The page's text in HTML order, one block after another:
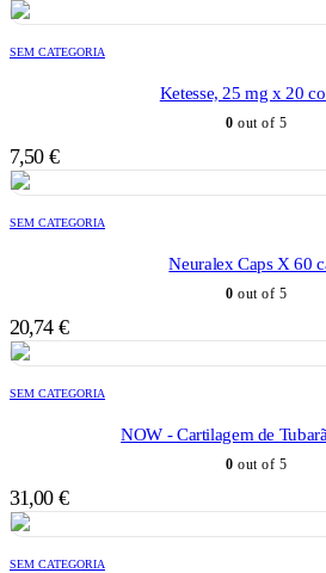
SEM CATEGORIA
Ketesse, 25 mg x 20
0 out of 5
7,50 €
SEM CATEGORIA
Neuralex Caps X 60
0 out of 5
20,74 €
SEM CATEGORIA
NOW - Cartilagem de
0 out of 5
31,00 €
SEM CATEGORIA